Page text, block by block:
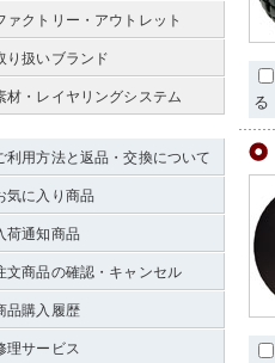
る
ァクトリー・アウトレット
り扱いブランド
材・レイヤリングシステム
利用方法と返品・交換について
気に入り商品
荷通知商品
文商品の確認・キャンセル
品購入履歴
理サービス